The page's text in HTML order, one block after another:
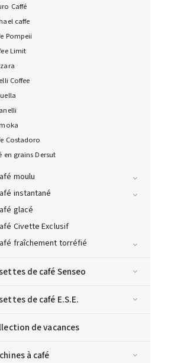
Caffé
caffe
Pompeii
Limit
Coffee
Costadoro
en grains Dersut
moulu
instantané
glacé
Civette Exclusif
fraîchement torréfié
de café Senseo
de café E.S.E.
de vacances
à café